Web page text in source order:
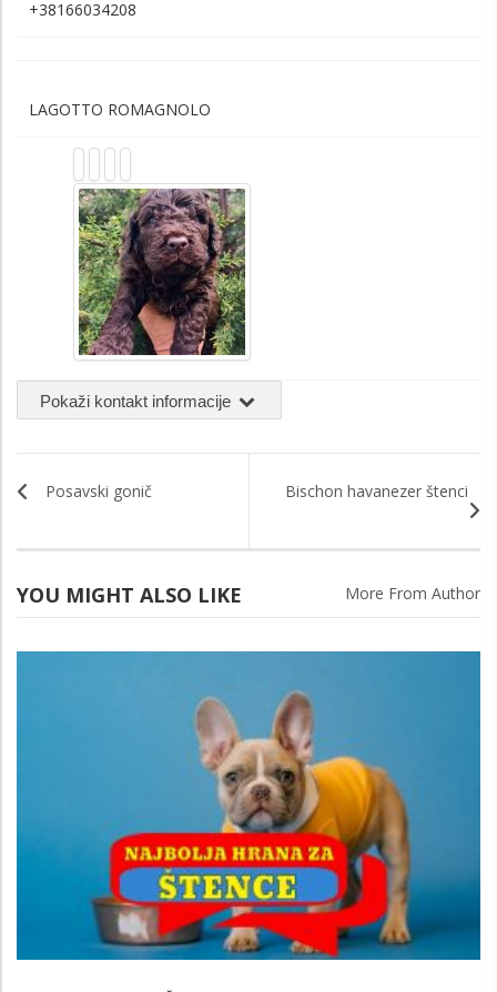
+38166034208
LAGOTTO ROMAGNOLO
Pokaži kontakt informacije
Posavski gonič Bischon havanezer štenci
YOU MIGHT ALSO LIKE More From Author